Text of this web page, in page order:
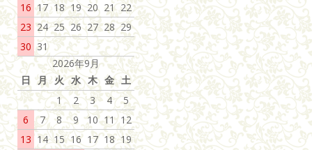
16 17 18 19 20 21 22
23 24 25 26 27 28 29
30 31
2026年9月
日 月 火 水 木 金 土
1
2 3 4
5
6
7 8 9 10 11 12
13 14 15 16 17 18 19